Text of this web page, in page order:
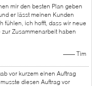
mir den besten Plan geben
er lässt meinen Kunden
fühlen, ich hofft, dass wir neue
Zusammenarbeit haben
—— Tim
vor kurzem einen Auftrag
diesen Auftrag vor